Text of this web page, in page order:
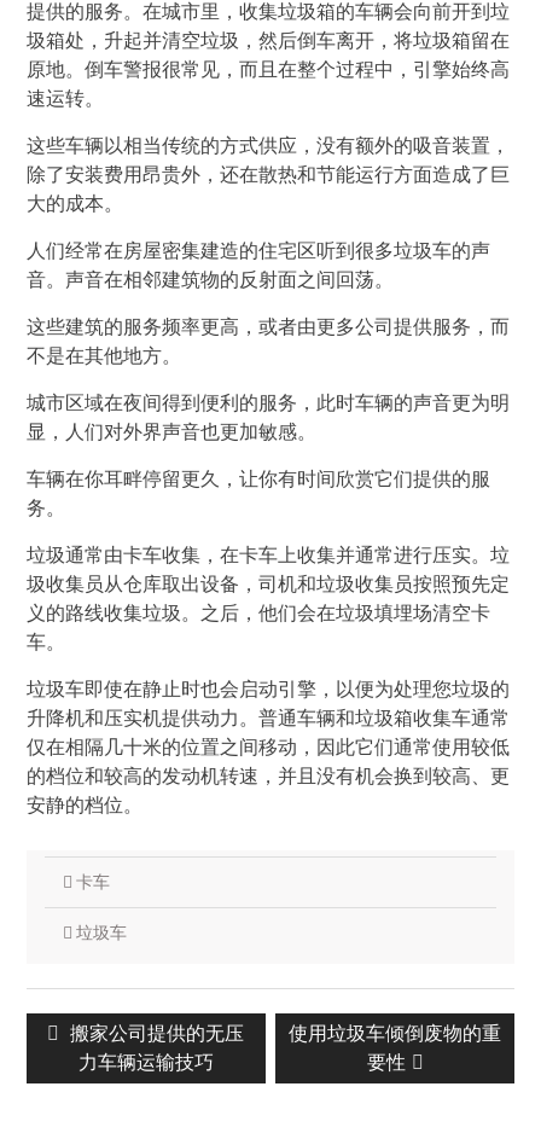
提供的服务。在城市里，收集垃圾箱的车辆会向前开到垃
圾箱处，升起并清空垃圾，然后倒车离开，将垃圾箱留在
原地。倒车警报很常见，而且在整个过程中，引擎始终高
速运转。
这些车辆以相当传统的方式供应，没有额外的吸音装置，
除了安装费用昂贵外，还在散热和节能运行方面造成了巨
大的成本。
人们经常在房屋密集建造的住宅区听到很多垃圾车的声
音。声音在相邻建筑物的反射面之间回荡。
这些建筑的服务频率更高，或者由更多公司提供服务，而
不是在其他地方。
城市区域在夜间得到便利的服务，此时车辆的声音更为明
显，人们对外界声音也更加敏感。
车辆在你耳畔停留更久，让你有时间欣赏它们提供的服
务。
垃圾通常由卡车收集，在卡车上收集并通常进行压实。垃
圾收集员从仓库取出设备，司机和垃圾收集员按照预先定
义的路线收集垃圾。之后，他们会在垃圾填埋场清空卡
车。
垃圾车即使在静止时也会启动引擎，以便为处理您垃圾的
升降机和压实机提供动力。普通车辆和垃圾箱收集车通常
仅在相隔几十米的位置之间移动，因此它们通常使用较低
的档位和较高的发动机转速，并且没有机会换到较高、更
安静的档位。
卡车
垃圾车
文
章
导
上
一
搬家公司提供的无压
力车辆运输技巧
下
使用垃圾车倾倒废物的重
要性